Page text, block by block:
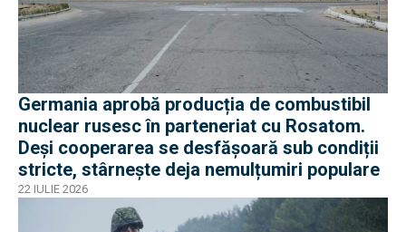
Germania aprobă producția de combustibil
nuclear rusesc în parteneriat cu Rosatom.
Deși cooperarea se desfășoară sub condiții
stricte, stârnește deja nemulțumiri populare
22 IULIE 2026